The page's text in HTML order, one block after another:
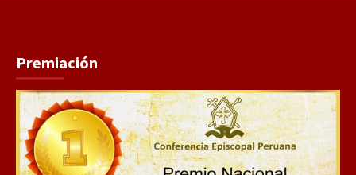
Premiación